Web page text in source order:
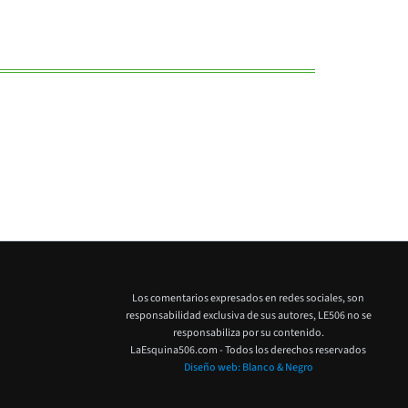
Los comentarios expresados en redes sociales, son
responsabilidad exclusiva de sus autores,LE506 no se
responsabiliza por su contenido.
LaEsquina506.com - Todos los derechos reservados
Diseño web: Blanco & Negro